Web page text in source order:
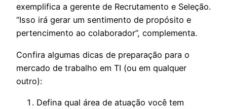
exemplifica a gerente de Recrutamento e Seleção.
“Isso irá gerar um sentimento de propósito e
pertencimento ao colaborador”, complementa.
Confira algumas dicas de preparação para o
mercado de trabalho em TI (ou em qualquer
outro):
Defina qual área de atuação você tem